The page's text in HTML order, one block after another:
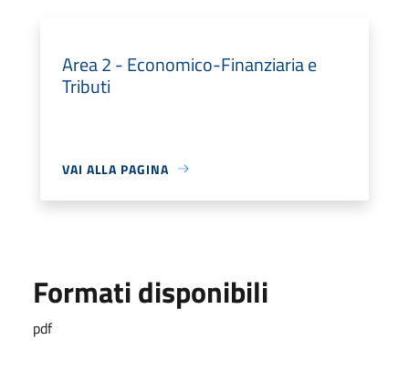
Area 2 - Economico-Finanziaria e
Tributi
VAI ALLA PAGINA
Formati disponibili
pdf